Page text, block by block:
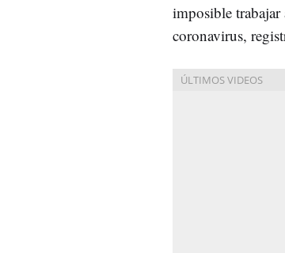
imposible trabajar
coronavirus,